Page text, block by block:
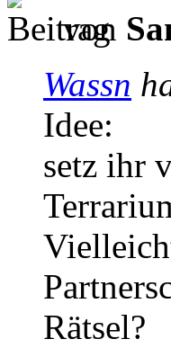
von
Wassn
Idee:
setz ihr
Rätsel?